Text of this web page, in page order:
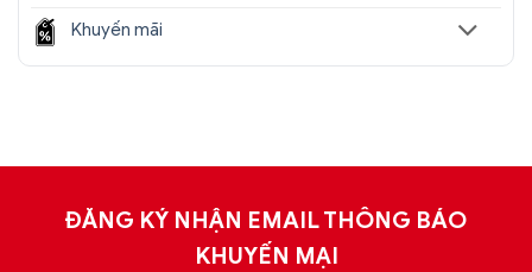
Khuyến mãi
ĐĂNG KÝ NHẬN EMAIL THÔNG BÁO
KHUYẾN MẠI